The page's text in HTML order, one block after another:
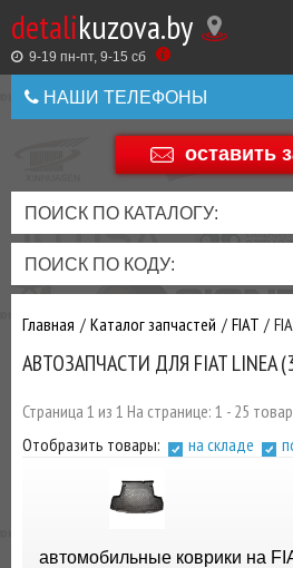
detalikuzova.by
9-19 пн-пт, 9-15 cб
НАШИ ТЕЛЕФОНЫ
+375 44 586 05 44
оставить
ПОИСК ПО КАТАЛОГУ:
ПОИСК ПО КОДУ:
Главная Каталог запчастей FIAT
АВТОЗАПЧАСТИ ДЛЯ FIAT LINEA
Страница 1 из 1 На странице: 1 - 25
Отобразить товары:
на складе
автомобильные коврики на
Купить
в
1
Беларусь
+375
+375
ТАКЖЕ
ВЫ
МОЖЕТЕ
У
ЗАКАЗАТЬ
ТО
ФИЛЬТРА
ТОРМОЗНАЯ
СИСТЕМА
ПОДВЕСКА
РУЛЕВОЕ
ТРАНСМИССИЯ
ПРИВОД
ДВИГАТЕЛЬ
ВЫХЛОП
ЭЛЕКТРИКА
ОСВЕЩЕНИЕ
РАСХОДНИКИ,
ЗАПЧАСТИ К
ЗАКАЗУ ЧЕРЕЗ